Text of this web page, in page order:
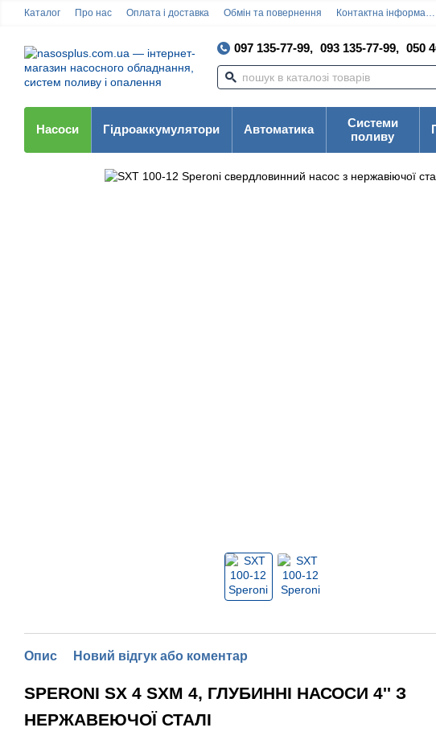
Каталог Про нас Оплата і доставка Обмін та повернення Контактна інформація
097 135-77-99, 093 135-77-99, 050
Насоси Гідроаккумулятори Автоматика
Системи
поливу
Опис Новий відгук або коментар
SPERONI SX 4 SXM 4, ГЛУБИННІ НАСОСИ 4'' З
НЕРЖАВЕЮЧОЇ СТАЛІ